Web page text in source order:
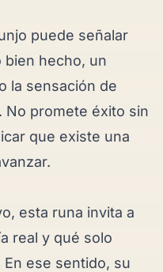
puede señalar
bien hecho, un
la sensación de
No promete éxito sin
que existe una
esta runa invita a
real y qué solo
ese sentido, su